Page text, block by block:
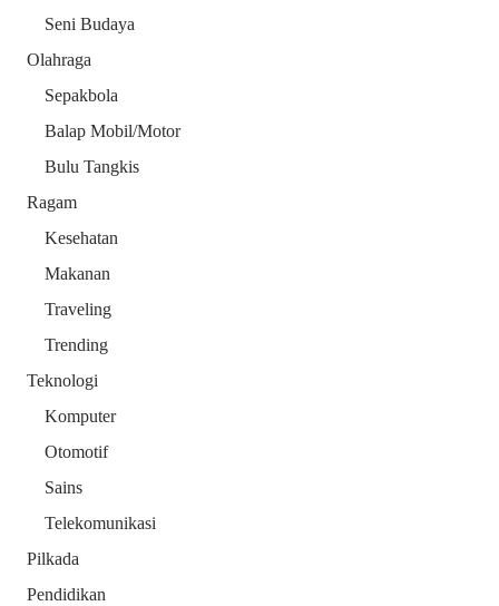
Seni Budaya
Olahraga
Sepakbola
Balap Mobil/Motor
Bulu Tangkis
Ragam
Kesehatan
Makanan
Traveling
Trending
Teknologi
Komputer
Otomotif
Sains
Telekomunikasi
Pilkada
Pendidikan